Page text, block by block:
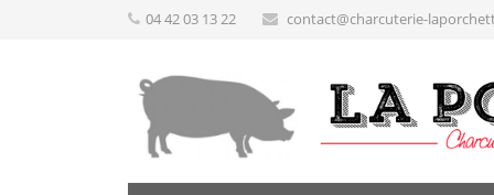
04 42 03 13 22 contact@charcuterie-